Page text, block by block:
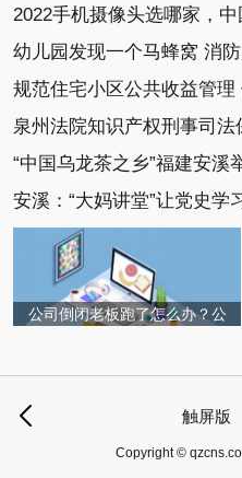
2022手机摄像头选哪家，
幼儿园发现一个马蜂窝 消
规范住宅小区公共收益管理
“中国乌龙茶之乡”福建安溪
安溪：“大妈讲堂”让党史学
公司倒闭老板跑了怎么办？公
触屏版
Copyright ©